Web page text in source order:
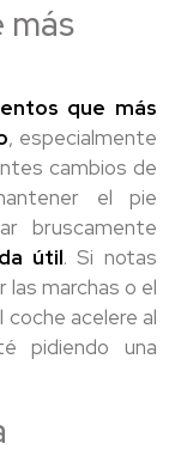
más
que más
, especialmente
cambios de
el pie
bruscamente
útil. Si notas
marchas o el
acelere al
pidiendo una